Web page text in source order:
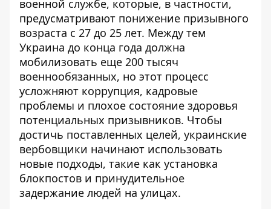
военной службе, которые, в частности,
предусматривают понижение призывного
возраста с 27 до 25 лет. Между тем
Украина до конца года должна
мобилизовать еще 200 тысяч
военнообязанных, но этот процесс
усложняют коррупция, кадровые
проблемы и плохое состояние здоровья
потенциальных призывников. Чтобы
достичь поставленных целей, украинские
вербовщики начинают использовать
новые подходы, такие как установка
блокпостов и принудительное
задержание людей на улицах.